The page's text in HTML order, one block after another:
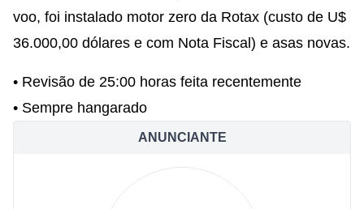
voo, foi instalado motor zero da Rotax (custo de U$
36.000,00 dólares e com Nota Fiscal) e asas novas.
• Revisão de 25:00 horas feita recentemente
• Sempre hangarado
ANUNCIANTE